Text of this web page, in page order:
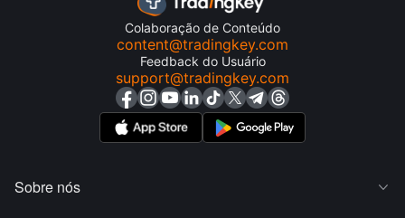
Colaboração de Conteúdo
content@tradingkey.com
Feedback do Usuário
support@tradingkey.com
Sobre nós 